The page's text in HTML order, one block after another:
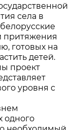
села в
притяжения
готовых на
детей.
проект
уровня с
одного